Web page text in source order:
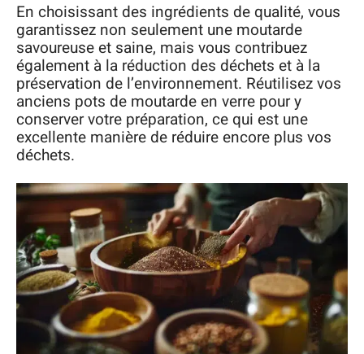
En choisissant des ingrédients de qualité, vous
garantissez non seulement une moutarde
savoureuse et saine, mais vous contribuez
également à la réduction des déchets et à la
préservation de l’environnement. Réutilisez vos
anciens pots de moutarde en verre pour y
conserver votre préparation, ce qui est une
excellente manière de réduire encore plus vos
déchets.